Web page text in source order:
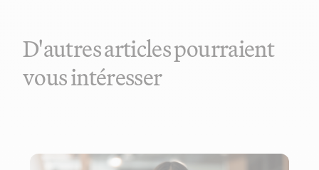
D'autres articles pourraient
vous intéresser